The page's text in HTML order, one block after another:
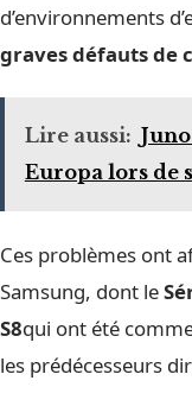
d’environnements
graves défauts de
Lire aussi:
Europa lors de
Ces problèmes ont
Samsung, dont le
S8qui ont été
les prédécesseurs